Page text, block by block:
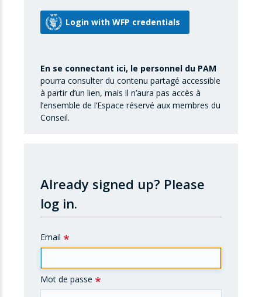
En se connectant ici, le personnel du PAM
pourra consulter du contenu partagé accessible
à partir d’un lien, mais il n’aura pas accès à
l’ensemble de l’Espace réservé aux membres du
Conseil.
Already signed up? Please
log in.
Email
Mot de passe